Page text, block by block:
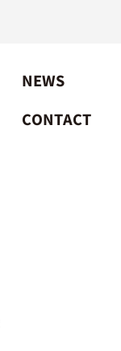
NEWS
CONTACT